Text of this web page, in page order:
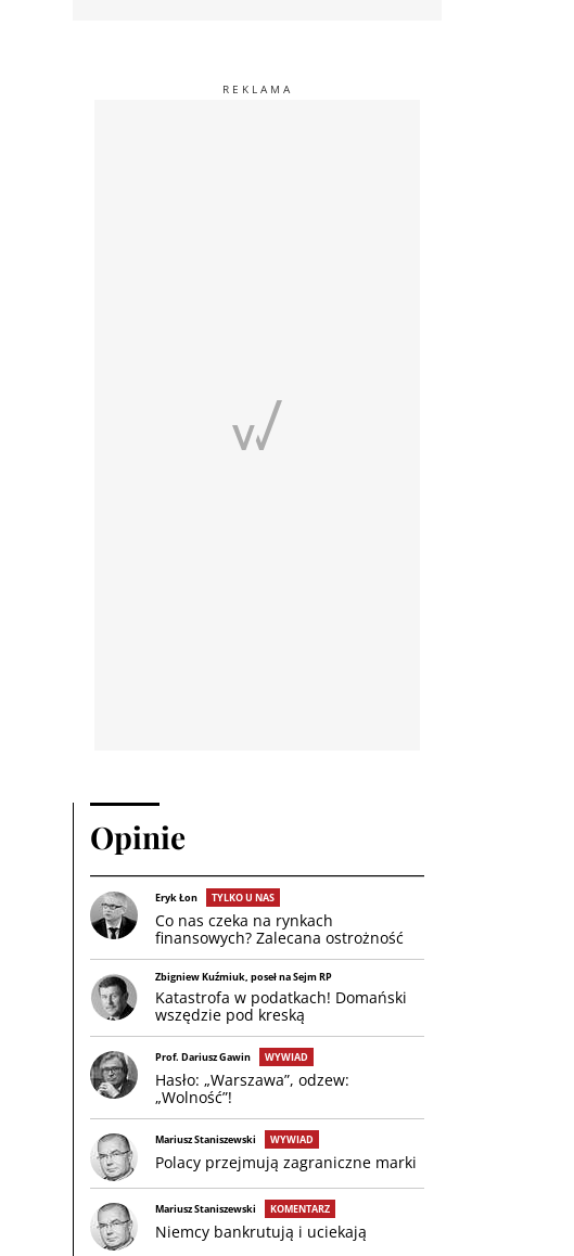
Opinie
Eryk Łon TYLKO U NAS
Co nas czeka na rynkach
finansowych? Zalecana ostrożność
Zbigniew Kuźmiuk, poseł na Sejm RP
Katastrofa w podatkach! Domański
wszędzie pod kreską
Prof. Dariusz Gawin WYWIAD
Hasło: „Warszawa”, odzew:
„Wolność”!
Mariusz Staniszewski WYWIAD
Polacy przejmują zagraniczne marki
Mariusz Staniszewski KOMENTARZ
Niemcy bankrutują i uciekają